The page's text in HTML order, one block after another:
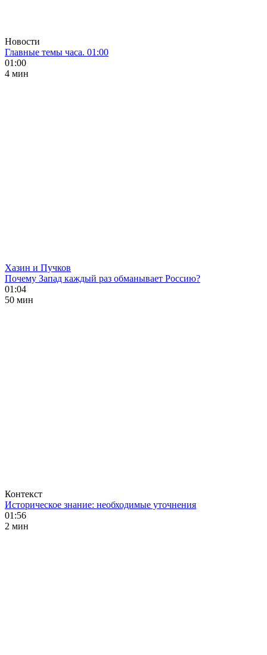
Новости
Главные темы часа. 01:00
01:00
4 мин
Хазин и Пучков
Почему Запад каждый раз обманывает Россию?
01:04
50 мин
Контекст
Историческое знание: необходимые уточнения
01:56
2 мин